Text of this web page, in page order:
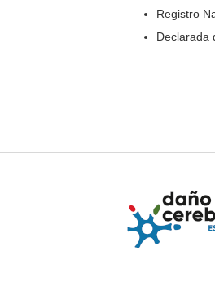
Registro
Declarada